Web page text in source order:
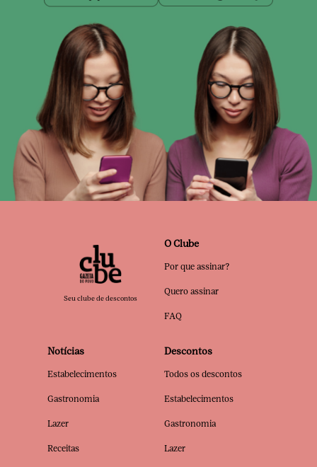
Seu clube de descontos
O Clube
Por que assinar?
Quero assinar
FAQ
Notícias
Estabelecimentos
Gastronomia
Lazer
Receitas
Descontos
Todos os descontos
Estabelecimentos
Gastronomia
Lazer